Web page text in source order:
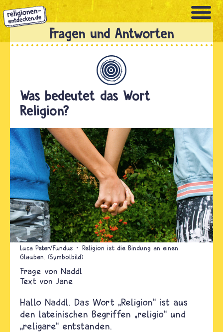
Direkt
zum
Inhalt
Was bedeutet das Wort
Religion?
Luca Peter/Fundus
Religion ist die Bindung an einen
Glauben. (Symbolbild)
Naddl
Text von Jane
Hallo Naddl. Das Wort „Religion“ ist aus
den lateinischen Begriffen „religio“ und
„religare“ entstanden.